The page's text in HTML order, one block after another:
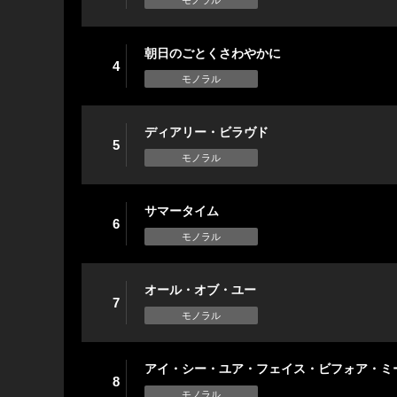
4
朝日のごとくさわやかに
モノラル
5
ディアリー・ビラヴド
モノラル
6
サマータイム
モノラル
7
オール・オブ・ユー
モノラル
8
アイ・シー・ユア・フェイス・ビフォア・ミ
モノラル